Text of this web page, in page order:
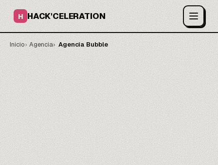
H HACK'CELERATION
Inicio Agencia Agencia Bubble
Una app web que aguanta.